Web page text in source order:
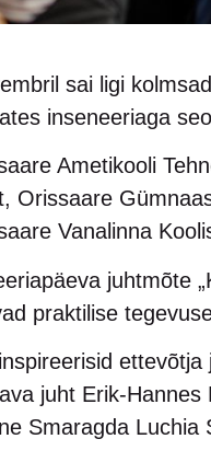
sai ligi
inseneeriaga
Ametikooli
Orissaare
Vanalinna
juhtmõte
praktilise
juht Erik-
Smaragda Luchia